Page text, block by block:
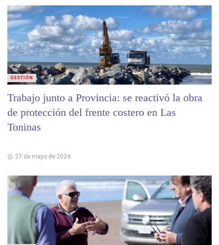
Trabajo junto a Provincia: se reactivó la obra
de protección del frente costero en Las
Toninas
27 de mayo de 2024
GESTIÓN